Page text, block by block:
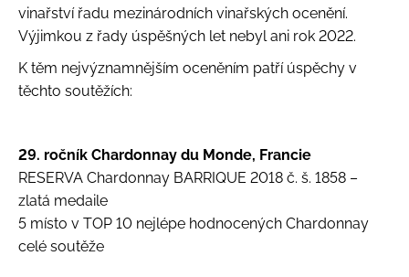
vinařství řadu mezinárodních vinařských ocenění.
Výjimkou z řady úspěšných let nebyl ani rok 2022.
K těm nejvýznamnějším oceněním patří úspěchy v
těchto soutěžích:
29. ročník Chardonnay du Monde, Francie
RESERVA Chardonnay BARRIQUE 2018 č. š. 1858 –
zlatá medaile
5 místo v TOP 10 nejlépe hodnocených Chardonnay
celé soutěže